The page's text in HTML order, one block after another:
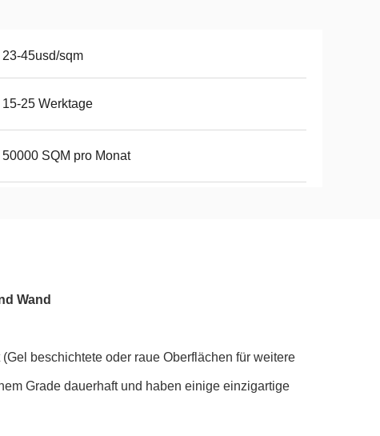
23-45usd/sqm
15-25 Werktage
50000 SQM pro Monat
Wand
beschichtete oder raue Oberflächen für weitere
Grade dauerhaft und haben einige einzigartige